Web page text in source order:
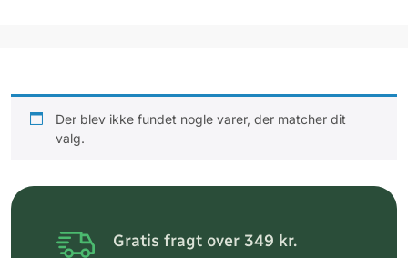
Der blev ikke fundet nogle varer, der matcher dit
valg.
Gratis fragt over 349 kr.